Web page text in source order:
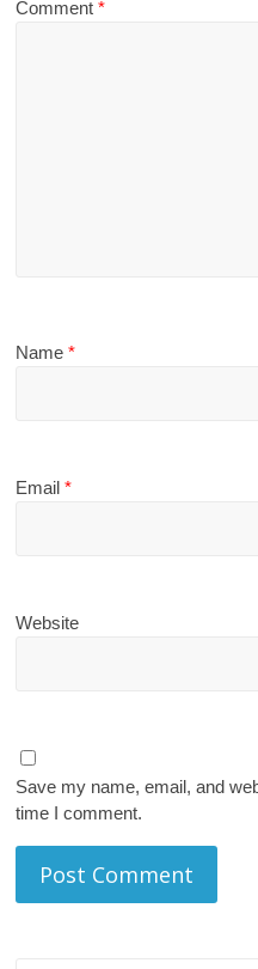
Comment*
Name*
Email*
Website
Save my name, email, and
time I comment.